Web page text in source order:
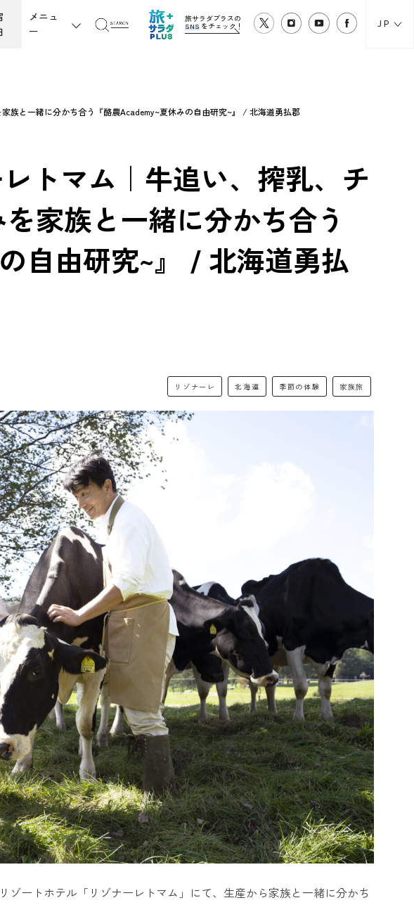
メニュ
ー
旅サラダプラスの
SNS をチェック！ JP
族と一緒に分かち合う『酪農Academy~夏休みの自由研究~』 / 北海道勇払郡
トマム｜牛追い、搾乳、チ
家族と一緒に分かち合う
自由研究~』 / 北海道勇払
リゾナーレ 北海道 季節の体験 家族旅
ートホテル「リゾナーレトマム」にて、生産から家族と一緒に分かち